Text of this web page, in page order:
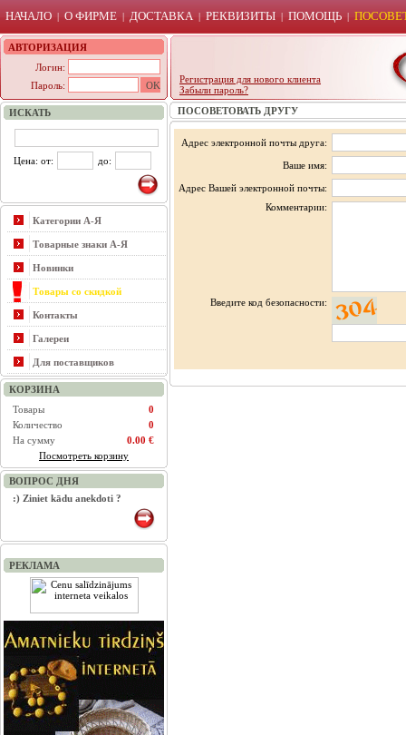
НАЧАЛО | О ФИРМЕ | ДОСТАВКА | РЕКВИЗИТЫ | ПОМОЩЬ |
АВТОРИЗАЦИЯ
Логин:
Пароль:
Регистрация для нового клиента
Забыли пароль?
ИСКАТЬ
Цена: от: до:
Категории А-Я
Товарные знаки А-Я
Новинки
Товары со скидкой
Контакты
Галереи
Для поставщиков
КОРЗИНА
Товары
0
Количество
0
На сумму
0.00 €
Посмотреть корзину
ВОПРОС ДНЯ
:) Ziniet kādu anekdoti ?
РЕКЛАМА
ПОСОВЕТОВАТЬ ДРУГУ
Адрес электронной почты друга:
Ваше имя:
Адрес Вашей электронной почты:
Комментарии:
Введите код безопасности: